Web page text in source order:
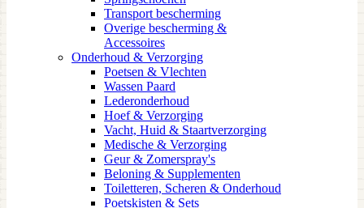
Transport bescherming
Overige bescherming &
Accessoires
Onderhoud & Verzorging
Poetsen & Vlechten
Wassen Paard
Lederonderhoud
Hoef & Verzorging
Vacht, Huid & Staartverzorging
Medische & Verzorging
Geur & Zomerspray's
Beloning & Supplementen
Toiletteren, Scheren & Onderhoud
Poetskisten & Sets